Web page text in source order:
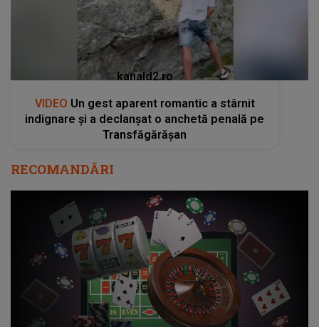
kanald2.ro
VIDEO Un gest aparent romantic a stârnit
indignare și a declanșat o anchetă penală pe
Transfăgărășan
RECOMANDĂRI